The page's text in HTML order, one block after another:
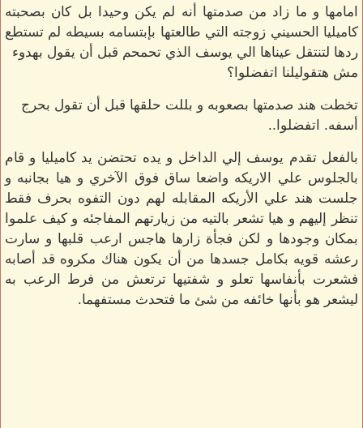
امامها و ما زاد من صدمتها أنه لم يكن وحيدا بل كان بصحبته
كاميليا الحسيني زوجته التي طالعتها بإبتسامه بسيطه لم تستطع
ردها لتنتقل عيناها الي يوسف الذي تحمحم قبل أن يقول بهدوء
مش هتقوليلنا اتفضلوا؟
تخطت هند صدمتها بصعوبه و بللت حلقها قبل أن تقول بحرج
أسفه. اتفضلوا..
بالفعل تقدم يوسف إلي الداخل و يده تحتضن يد كاميليا و قام
بالجلوس علي الاريكه واضعا ساق فوق الآخري و هيا بجانبه و
جلست هند علي الأريكه المقابله لهم دون التفوه بحرف فقط
تنظر إليهم و هيا تشعر بالتيه من زيارتهم المفاجئه و كيف علموا
بمكان وجودها و لكن فجأة زارها هاجس ارعب قلبها و سارت
رعشه قويه بكامل جسدها من أن يكون هناك مكروه قد أصابه
فشعرت بأنفاسها تعلو و شفتيها ترتعش من فرط الرعب به
ليشعر هو بأنها خائفه من شئ ما فتحدث مستفهما.